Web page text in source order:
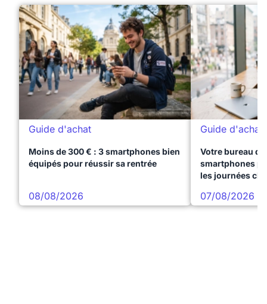
Guide d'achat
Moins de 300 € : 3 smartphones bien
équipés pour réussir sa rentrée
08/08/2026
Guide d'achat
Votre bureau
smartphones
les journées
07/08/2026